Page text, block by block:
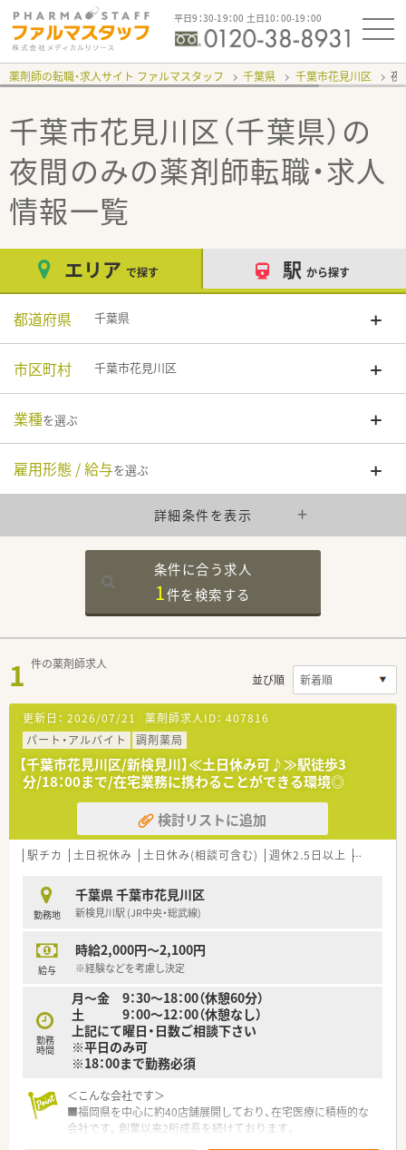
平日9：30-19：00 土日10：00-19：00
薬剤師の転職・求人サイト ファルマスタッフ 千葉県 千葉市花見川区 夜
千葉市花見川区（千葉県）の
夜間のみの薬剤師転職・求人
情報一覧
エリア で探す 駅 から探す
都道府県 千葉県
市区町村 千葉市花見川区
業種を選ぶ
雇用形態 / 給与を選ぶ
詳細条件を表示
条件に合う求人
1件を検索する
1 件の薬剤師求人
並び順
更新日： 2026/07/21 薬剤師求人ID： 407816
パート・アルバイト
調剤薬局
【千葉市花見川区/新検見川】≪土日休み可♪≫駅徒歩3
分/18：00まで/在宅業務に携わることができる環境◎
検討リストに追加
駅チカ 土日祝休み 土日休み(相談可含む) 週休2.5日以上 週32h以
勤務地
千葉県 千葉市花見川区
新検見川駅 (JR中央・総武線)
給与
時給2,000円～2,100円
※経験などを考慮し決定
勤務
時間
月～金 9：30～18：00（休憩60分）
土 9：00～12：00（休憩なし）
上記にて曜日・日数ご相談下さい
※平日のみ可
※18：00まで勤務必須
＜こんな会社です＞
■福岡県を中心に約40店舗展開しており、在宅医療に積極的な
会社です。創業以来2桁成長を続けております。